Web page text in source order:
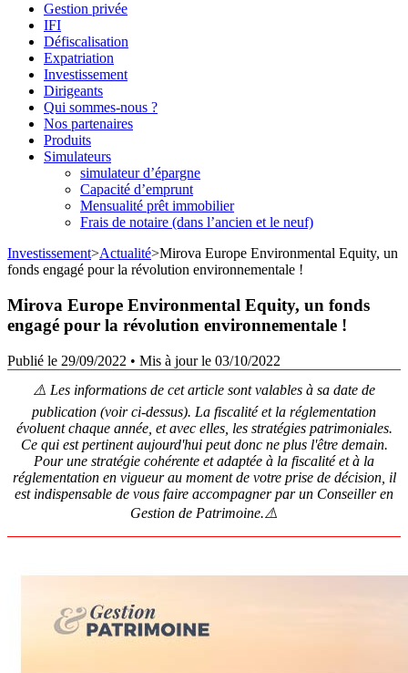
Gestion privée
IFI
Défiscalisation
Expatriation
Investissement
Dirigeants
Qui sommes-nous ?
Nos partenaires
Produits
Simulateurs
simulateur d’épargne
Capacité d’emprunt
Mensualité prêt immobilier
Frais de notaire (dans l’ancien et le neuf)
Investissement>Actualité>Mirova Europe Environmental Equity, un
fonds engagé pour la révolution environnementale !
Mirova Europe Environmental Equity, un fonds
engagé pour la révolution environnementale !
Publié le 29/09/2022 • Mis à jour le 03/10/2022
⚠️ Les informations de cet article sont valables à sa date de
publication (voir ci-dessus). La fiscalité et la réglementation
évoluent chaque année, et avec elles, les stratégies patrimoniales.
Ce qui est pertinent aujourd'hui peut donc ne plus l'être demain.
Pour une stratégie cohérente et adaptée à la fiscalité et à la
réglementation en vigueur au moment de votre prise de décision, il
est indispensable de vous faire accompagner par un Conseiller en
Gestion de Patrimoine.⚠️